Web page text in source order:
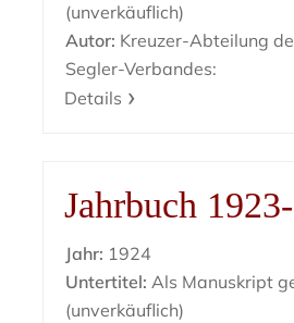
(unverkäuflich)
Autor: Kreuzer-Abteilung
Segler-Verbandes:
Details
Jahrbuch
Jahr: 1924
Untertitel: Als Manuskript
(unverkäuflich)